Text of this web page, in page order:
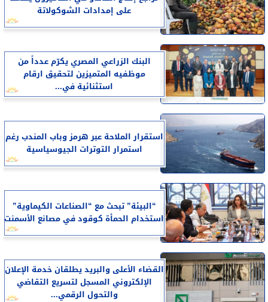
على إمدادات الشوكولاتة
البنك الزراعي المصري يكرّم عدداً من
موظفيه المتميزين لتحقيق ارقام
استثنائية في...
استقرار الملاحة عبر هرمز وباب المندب رغم
استمرار التوترات الجيوسياسية
“البيئة” تبحث مع “الصناعات الكيماوية”
استخدام الحمأة كوقود في مصانع الأسمنت
القضاء الأعلى والبريد يطلقان خدمة الإعلان
الإلكتروني المسجل لتسريع التقاضي
والتحول الرقمي...